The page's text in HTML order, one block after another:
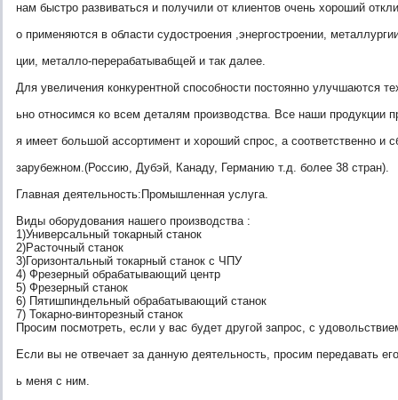
нам быстро развиваться и получили от клиентов очень хороший
о применяются в области судостроения ,энергостроении,
ции, металло-перерабатывабщей и так далее.
Для увеличения конкурентной способности постоянно улучшаются
ьно относимся ко всем деталям производства. Все наши продукции
я имеет большой ассортимент и хороший спрос, а соответственно и
зарубежном.(Россию, Дубэй, Канаду, Германию т.д. более 38 стран).
Главная деятельность:Промышленная услуга.
Виды оборудования нашего производства :
1)Универсальный токарный станок
2)Расточный станок
3)Горизонтальный токарный станок с ЧПУ
4) Фрезерный обрабатывающий центр
5) Фрезерный станок
6) Пятишпиндельный обрабатывающий станок
7) Токарно-винторезный станок
Просим посмотреть, если у вас будет другой запрос, с
Если вы не отвечает за данную деятельность, просим передавать
ь меня с ним.